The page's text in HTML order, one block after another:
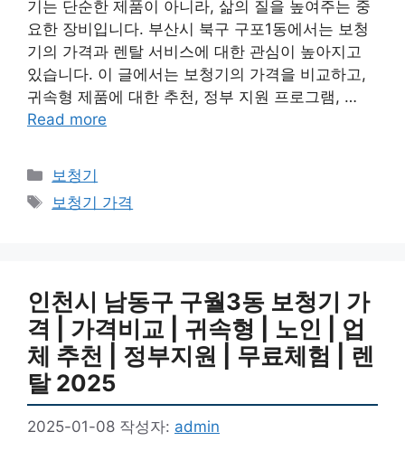
기는 단순한 제품이 아니라, 삶의 질을 높여주는 중
요한 장비입니다. 부산시 북구 구포1동에서는 보청
기의 가격과 렌탈 서비스에 대한 관심이 높아지고
있습니다. 이 글에서는 보청기의 가격을 비교하고,
귀속형 제품에 대한 추천, 정부 지원 프로그램, …
Read more
카
테
보청기
태
보청기 가격
인천시 남동구 구월3동 보청기 가
격 | 가격비교 | 귀속형 | 노인 | 업
체 추천 | 정부지원 | 무료체험 | 렌
탈 2025
2025-01-08 작성자: admin